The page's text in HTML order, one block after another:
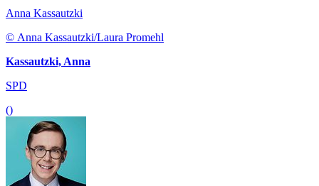
Anna Kassautzki
© Anna Kassautzki/Laura Promehl
Kassautzki, Anna
SPD
()